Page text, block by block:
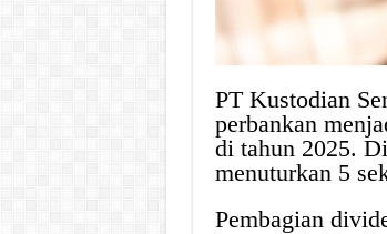
PT Kustodian
perbankan
di tahun 2025.
menuturkan 5
Pembagian